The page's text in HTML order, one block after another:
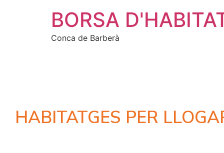
BORSA
Conca de Barberà
HABITATGES PER